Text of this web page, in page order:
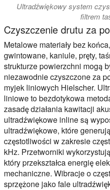
Ultradźwiękowy system
filtrem
Czyszczenie drutu za
Metalowe materiały bez
gwintowane, kaniule, pręty,
strukturze powierzchni mogą
niezawodnie czyszczone za
myjek liniowych Hielscher.
liniowe to bezdotykowa
zasadę działania kawitacji
ultradźwiękowe inline są
ultradźwiękowe, które
częstotliwości w zakresie
kHz. Przetworniki
który przekształca energię
mechaniczne. Wibracje o
sprzężone jako fale